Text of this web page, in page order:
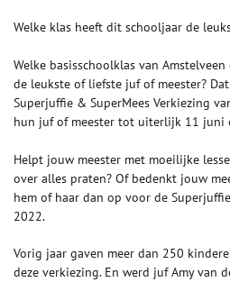
Welke klas heeft dit schooljaar de
Welke basisschoolklas van
de leukste of liefste juf of meester?
Superjuffie & SuperMees Verkiezing
hun juf of meester tot uiterlijk 11 juni
Helpt jouw meester met moeilijke
over alles praten? Of bedenkt jouw
hem of haar dan op voor de
2022.
Vorig jaar gaven meer dan 250
deze verkiezing. En werd juf Amy van